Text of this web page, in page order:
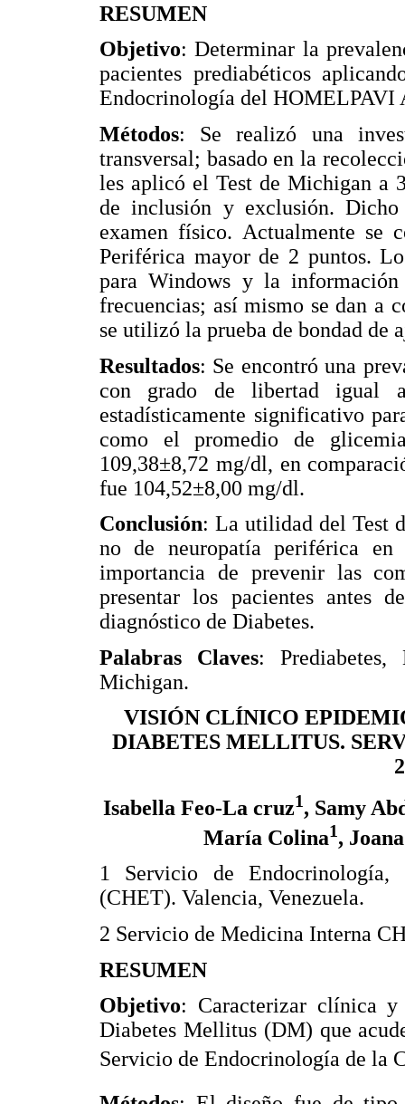
RESUMEN
Objetivo: Determinar la
pacientes prediabéticos
Endocrinología del HOMELPAVI
Métodos: Se realizó una
transversal; basado en la
les aplicó el Test de Michigan a
de inclusión y exclusión.
examen físico. Actualmente se
Periférica mayor de 2 puntos.
para Windows y la
frecuencias; así mismo se dan a
se utilizó la prueba de bondad de
Resultados: Se encontró una
con grado de libertad
estadísticamente significativo
como el promedio de
109,38±8,72 mg/dl, en
fue 104,52±8,00 mg/dl.
Conclusión: La utilidad del Test
no de neuropatía periférica en
importancia de prevenir las
presentar los pacientes antes
diagnóstico de Diabetes.
Palabras Claves: Prediabetes,
Michigan.
VISIÓN CLÍNICO
DIABETES MELLITUS.
Isabella Feo-La cruz1, Samy
María Colina1,
1 Servicio de Endocrinología,
(CHET). Valencia, Venezuela.
2 Servicio de Medicina Interna
RESUMEN
Objetivo: Caracterizar clínica y
Diabetes Mellitus (DM) que
Servicio de Endocrinología de la